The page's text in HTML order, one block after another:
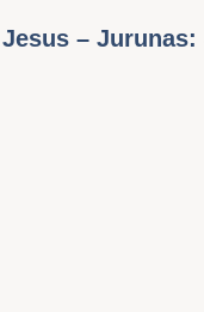
– Jurunas: